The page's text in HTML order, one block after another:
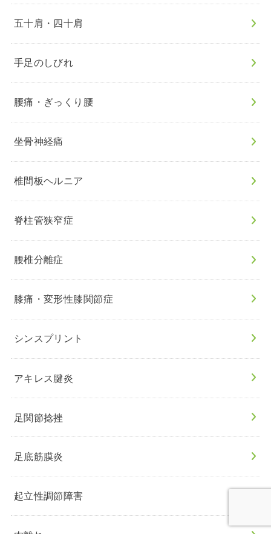
五十肩・四十肩
手足のしびれ
腰痛・ぎっくり腰
坐骨神経痛
椎間板ヘルニア
脊柱管狭窄症
腰椎分離症
膝痛・変形性膝関節症
シンスプリント
アキレス腱炎
足関節捻挫
足底筋膜炎
起立性調節障害